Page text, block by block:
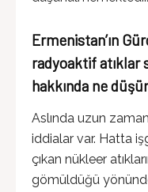
Ermenistan’ın
radyoaktif atıklar
hakkında ne
Aslında uzun
iddialar var. Hatta
çıkan nükleer
gömüldüğü